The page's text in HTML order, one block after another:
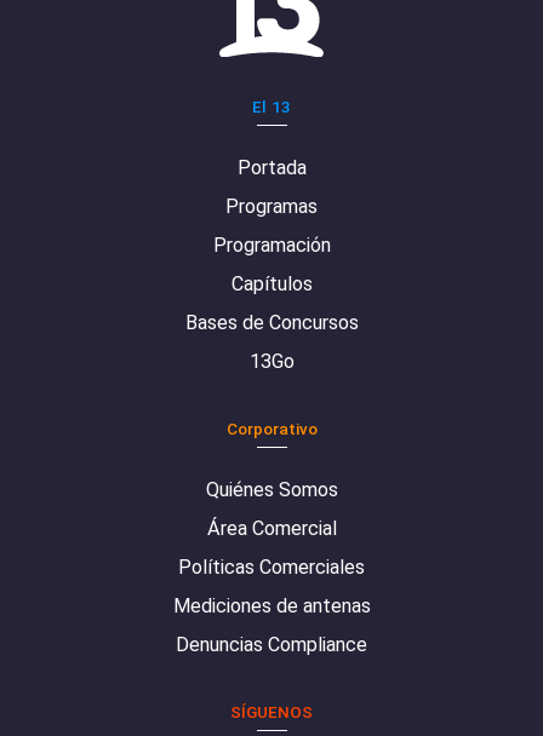
El 13
Portada
Programas
Programación
Capítulos
Bases de Concursos
13Go
Corporativo
Quiénes Somos
Área Comercial
Políticas Comerciales
Mediciones de antenas
Denuncias Compliance
SÍGUENOS